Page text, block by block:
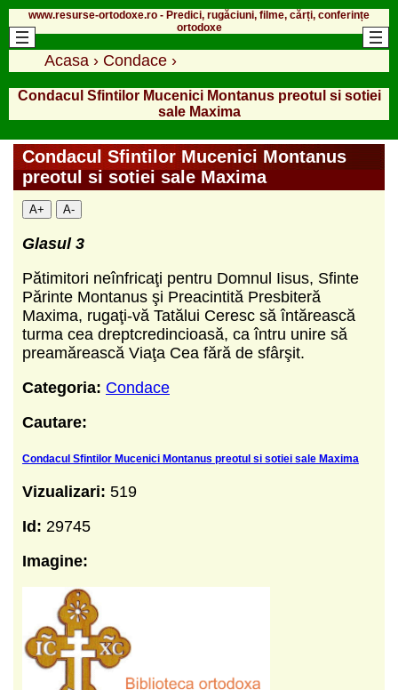
www.resurse-ortodoxe.ro - Predici, rugăciuni, filme, cărți, conferințe
ortodoxe
Acasa › Condace ›
Condacul Sfintilor Mucenici Montanus preotul si sotiei
sale Maxima
Condacul Sfintilor Mucenici Montanus
preotul si sotiei sale Maxima
A+ A-
Glasul 3
Pătimitori neînfricaţi pentru Domnul Iisus, Sfinte
Părinte Montanus şi Preacintită Presbiteră
Maxima, rugaţi-vă Tatălui Ceresc să întărească
turma cea dreptcredincioasă, ca întru unire să
preamărească Viaţa Cea fără de sfârşit.
Categoria: Condace
Cautare:
Condacul Sfintilor Mucenici Montanus preotul si sotiei sale Maxima
Vizualizari: 519
Id: 29745
Imagine: